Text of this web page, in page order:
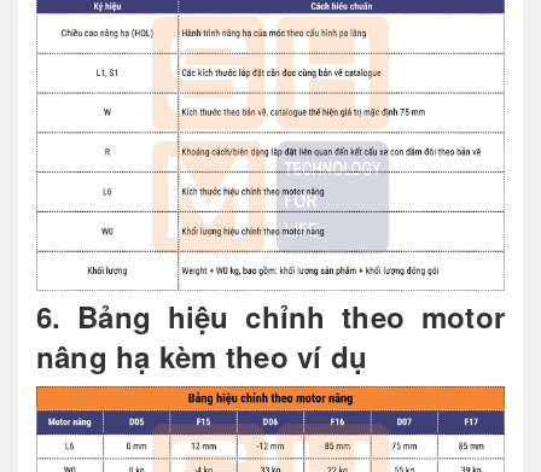
6. Bảng hiệu chỉnh theo motor
nâng hạ kèm theo ví dụ